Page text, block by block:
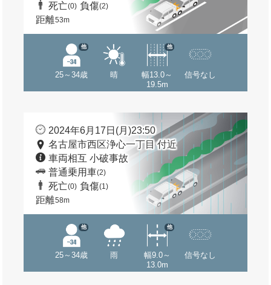
死亡(0) 負傷(2)
距離53m
25～34歳
他
晴
幅13.0～
19.5m
他
信号なし
2024年6月17日(月)23:50
名古屋市西区浄心一丁目 付近
車両相互 小破事故
普通乗用車(2)
死亡(0) 負傷(1)
距離58m
25～34歳
他
雨
幅9.0～
13.0m
他
信号なし